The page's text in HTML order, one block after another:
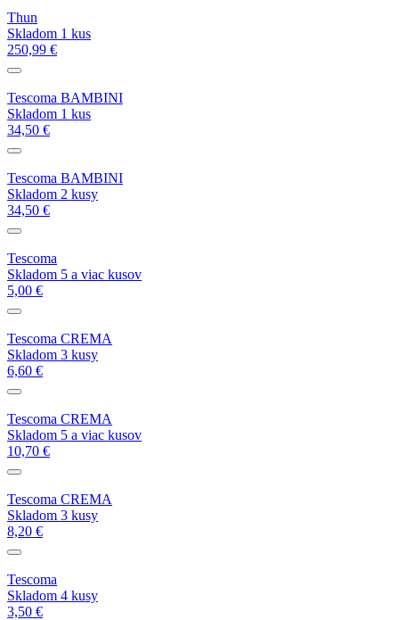
Thun
Skladom 1 kus
250,99 €
Tescoma BAMBINI
Skladom 1 kus
34,50 €
Tescoma BAMBINI
Skladom 2 kusy
34,50 €
Tescoma
Skladom 5 a viac kusov
5,00 €
Tescoma CREMA
Skladom 3 kusy
6,60 €
Tescoma CREMA
Skladom 5 a viac kusov
10,70 €
Tescoma CREMA
Skladom 3 kusy
8,20 €
Tescoma
Skladom 4 kusy
3,50 €